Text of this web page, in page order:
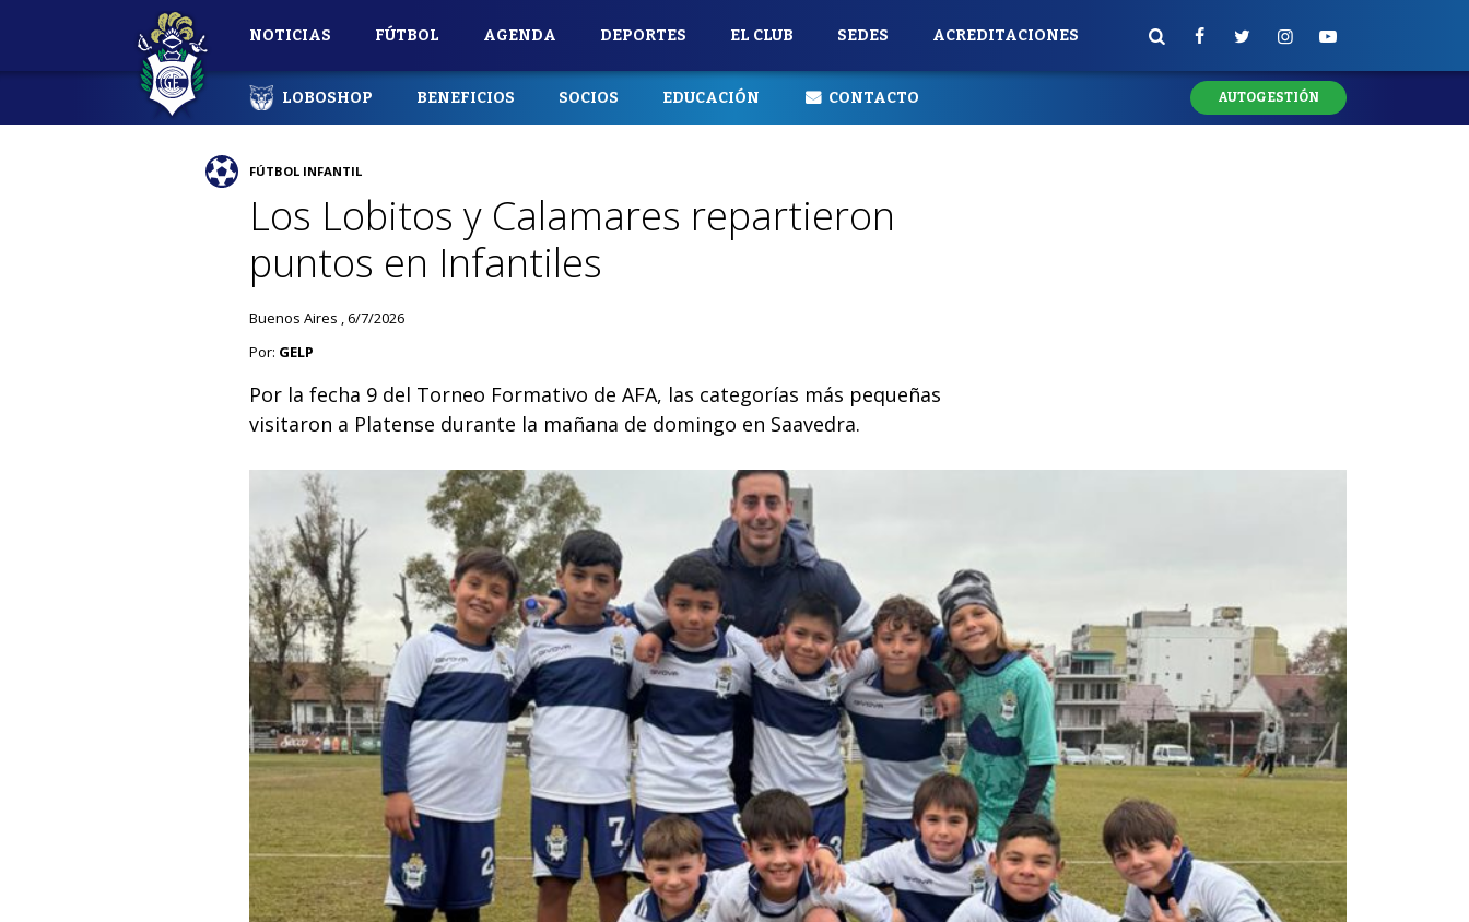
NOTICIAS FÚTBOL AGENDA DEPORTES EL CLUB SEDES ACREDITACIONES
LOBOSHOP BENEFICIOS SOCIOS EDUCACIÓN CONTACTO AUTOGESTIÓN
FÚTBOL INFANTIL
Los Lobitos y Calamares repartieron
puntos en Infantiles
Buenos Aires , 6/7/2026
Por: GELP
Por la fecha 9 del Torneo Formativo de AFA, las categorías más pequeñas
visitaron a Platense durante la mañana de domingo en Saavedra.